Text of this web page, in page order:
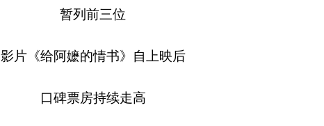
暂列前三位
影片《给阿嬷的情书》自上映后
口碑票房持续走高